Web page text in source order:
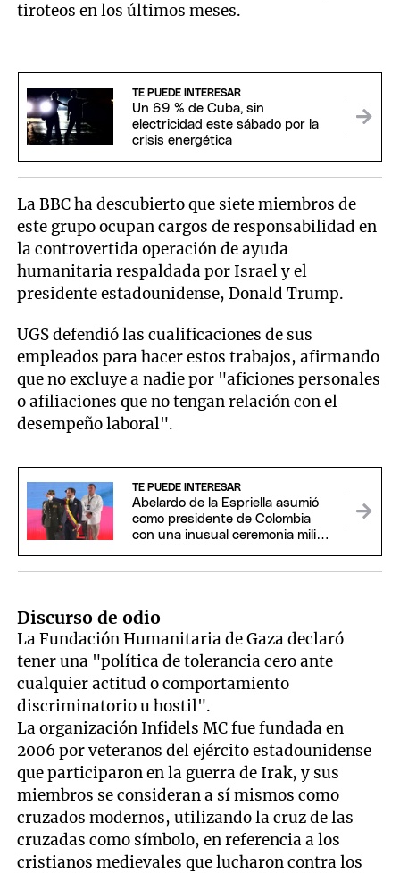
tiroteos en los últimos meses.
TE PUEDE INTERESAR
Un 69 % de Cuba, sin
electricidad este sábado por la
crisis energética
La BBC ha descubierto que siete miembros de
este grupo ocupan cargos de responsabilidad en
la controvertida operación de ayuda
humanitaria respaldada por Israel y el
presidente estadounidense, Donald Trump.
UGS defendió las cualificaciones de sus
empleados para hacer estos trabajos, afirmando
que no excluye a nadie por "aficiones personales
o afiliaciones que no tengan relación con el
desempeño laboral".
TE PUEDE INTERESAR
Abelardo de la Espriella asumió
como presidente de Colombia
con una inusual ceremonia militar
Discurso de odio
La Fundación Humanitaria de Gaza declaró
tener una "política de tolerancia cero ante
cualquier actitud o comportamiento
discriminatorio u hostil".
La organización Infidels MC fue fundada en
2006 por veteranos del ejército estadounidense
que participaron en la guerra de Irak, y sus
miembros se consideran a sí mismos como
cruzados modernos, utilizando la cruz de las
cruzadas como símbolo, en referencia a los
cristianos medievales que lucharon contra los